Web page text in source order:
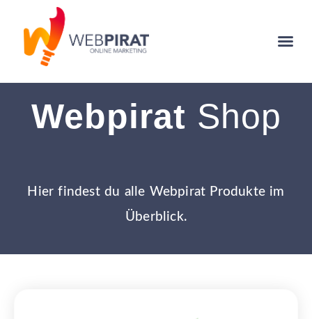
Webpirat Shop
Hier findest du alle Webpirat Produkte im
Überblick.